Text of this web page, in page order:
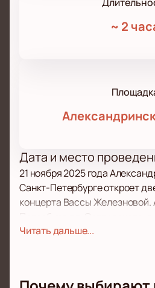
~ 2
Дата и место
21 ноября 2025 года
Санкт-Петербурге откроет
концерта Вассы Железновой.
О концерте
сцене прозвучат треки из
Читать дальше...